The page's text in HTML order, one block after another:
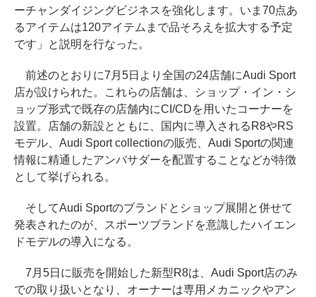
ーチャンダイジングビジネスを強化します。いま70点あ
るアイテムは120アイテムまで品そろえを拡大する予定
です」と説明を行なった。
前述のとおりに7月5日より全国の24店舗にAudi Sport
店が設けられた。これらの店舗は、ショップ・イン・シ
ョップ形式で既存の店舗内にCI/CDを用いたコーナーを
設置。店舗の新設とともに、国内に導入されるR8やRS
モデル、Audi Sport collectionの販売、Audi Sportの関連
情報に精通したアンバサダーを配置することなどが特徴
として挙げられる。
そしてAudi Sportのブランドとショップ展開と併せて
発表されたのが、スポーツブランドを意識したハイエン
ドモデルの導入になる。
7月5日に販売を開始した新型R8は、Audi Sport店のみ
での取り扱いとなり、オーナーは専用メカニックやアン